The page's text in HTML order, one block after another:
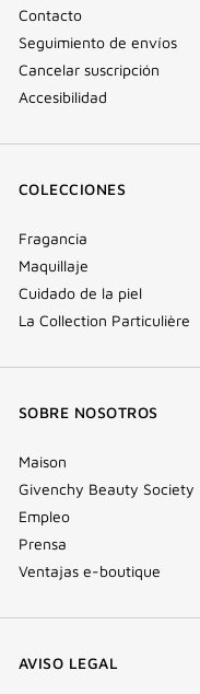
Contacto
Seguimiento de envíos
Cancelar suscripción
Accesibilidad
COLECCIONES
Fragancia
Maquillaje
Cuidado de la piel
La Collection Particulière
SOBRE NOSOTROS
Maison
Givenchy Beauty Society
Empleo
Prensa
Ventajas e-boutique
AVISO LEGAL